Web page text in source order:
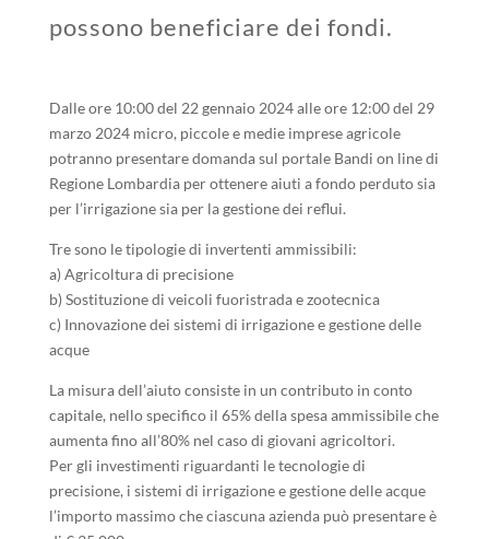
possono beneficiare dei fondi.
Dalle ore 10:00 del 22 gennaio 2024 alle ore 12:00 del 29
marzo 2024 micro, piccole e medie imprese agricole
potranno presentare domanda sul portale Bandi on line di
Regione Lombardia per ottenere aiuti a fondo perduto sia
per l’irrigazione sia per la gestione dei reflui.
Tre sono le tipologie di invertenti ammissibili:
a) Agricoltura di precisione
b) Sostituzione di veicoli fuoristrada e zootecnica
c) Innovazione dei sistemi di irrigazione e gestione delle
acque
La misura dell’aiuto consiste in un contributo in conto
capitale, nello specifico il 65% della spesa ammissibile che
aumenta fino all’80% nel caso di giovani agricoltori.
Per gli investimenti riguardanti le tecnologie di
precisione, i sistemi di irrigazione e gestione delle acque
l’importo massimo che ciascuna azienda può presentare è